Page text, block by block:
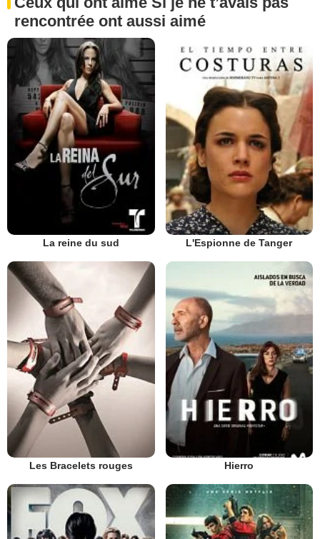
rencontrée ont aussi aimé
La reine du sud L'Espionne de Tanger
Les Bracelets rouges Hierro